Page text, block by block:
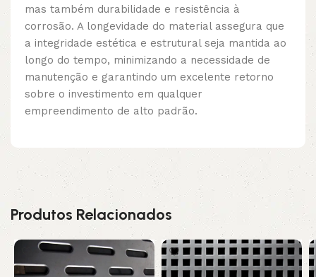
mas também durabilidade e resistência à
corrosão. A longevidade do material assegura que
a integridade estética e estrutural seja mantida ao
longo do tempo, minimizando a necessidade de
manutenção e garantindo um excelente retorno
sobre o investimento em qualquer
empreendimento de alto padrão.
Produtos Relacionados